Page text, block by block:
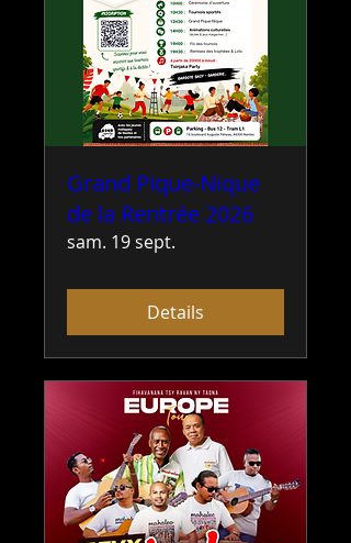
Grand Pique-Nique
de la Rentrée 2026
sam. 19 sept.
Details